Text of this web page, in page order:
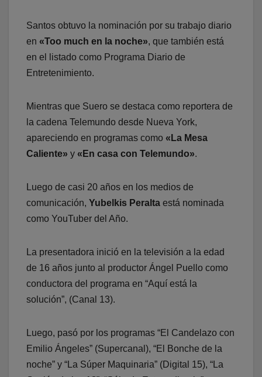
Santos obtuvo la nominación por su trabajo diario
en «Too much en la noche», que también está
en el listado como Programa Diario de
Entretenimiento.
Mientras que Suero se destaca como reportera de
la cadena Telemundo desde Nueva York,
apareciendo en programas como «La Mesa
Caliente» y «En casa con Telemundo».
Luego de casi 20 años en los medios de
comunicación, Yubelkis Peralta está nominada
como YouTuber del Año.
La presentadora inició en la televisión a la edad
de 16 años junto al productor Ángel Puello como
conductora del programa en “Aquí está la
solución”, (Canal 13).
Luego, pasó por los programas “El Candelazo con
Emilio Ángeles” (Supercanal), “El Bonche de la
noche” y “La Súper Maquinaria” (Digital 15), “La